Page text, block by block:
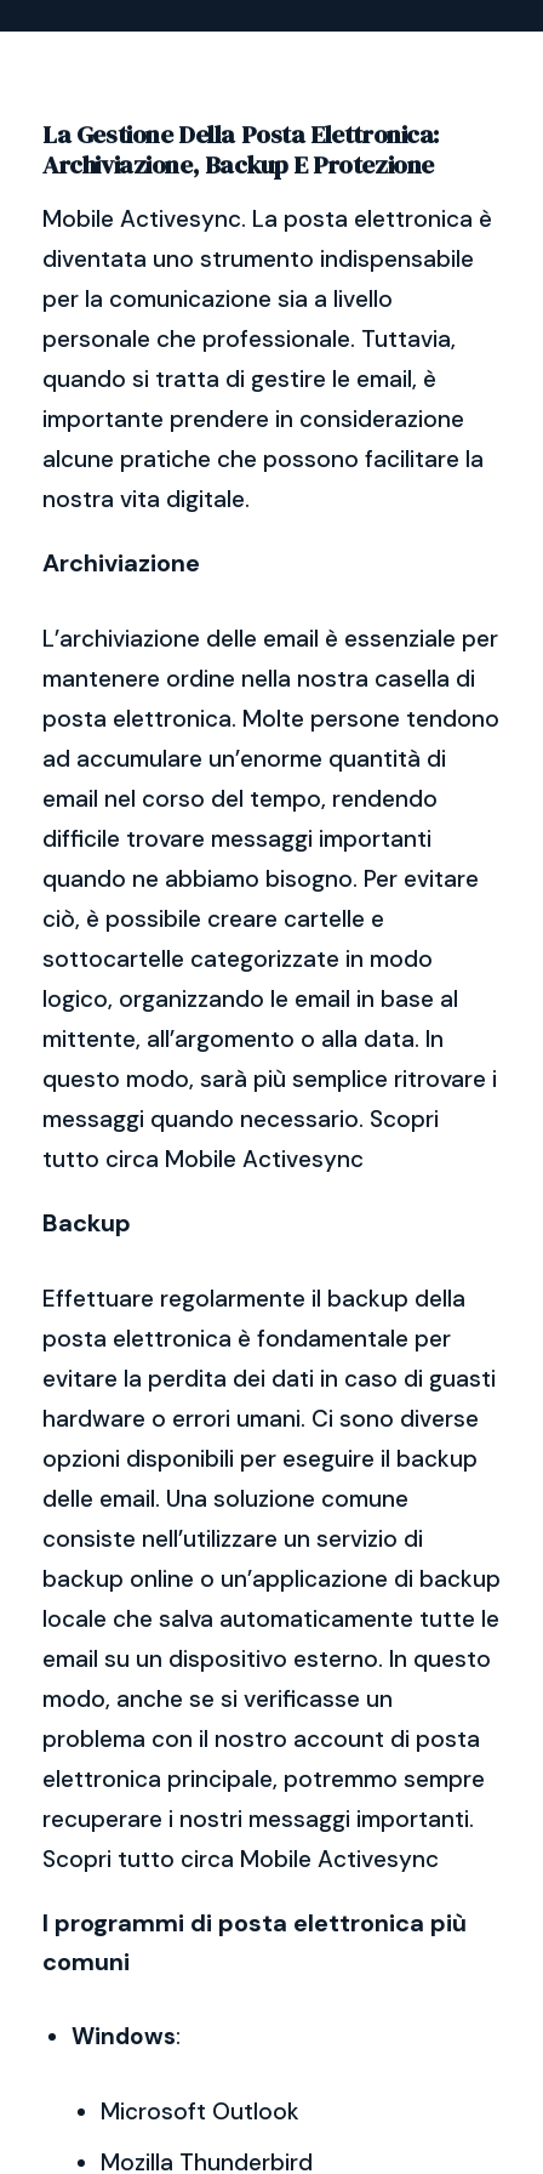
La Gestione Della Posta Elettronica:
Archiviazione, Backup E Protezione
Mobile Activesync. La posta elettronica è
diventata uno strumento indispensabile
per la comunicazione sia a livello
personale che professionale. Tuttavia,
quando si tratta di gestire le email, è
importante prendere in considerazione
alcune pratiche che possono facilitare la
nostra vita digitale.
Archiviazione
L’archiviazione delle email è essenziale per
mantenere ordine nella nostra casella di
posta elettronica. Molte persone tendono
ad accumulare un’enorme quantità di
email nel corso del tempo, rendendo
difficile trovare messaggi importanti
quando ne abbiamo bisogno. Per evitare
ciò, è possibile creare cartelle e
sottocartelle categorizzate in modo
logico, organizzando le email in base al
mittente, all’argomento o alla data. In
questo modo, sarà più semplice ritrovare i
messaggi quando necessario. Scopri
tutto circa Mobile Activesync
Backup
Effettuare regolarmente il backup della
posta elettronica è fondamentale per
evitare la perdita dei dati in caso di guasti
hardware o errori umani. Ci sono diverse
opzioni disponibili per eseguire il backup
delle email. Una soluzione comune
consiste nell’utilizzare un servizio di
backup online o un’applicazione di backup
locale che salva automaticamente tutte le
email su un dispositivo esterno. In questo
modo, anche se si verificasse un
problema con il nostro account di posta
elettronica principale, potremmo sempre
recuperare i nostri messaggi importanti.
Scopri tutto circa Mobile Activesync
I programmi di posta elettronica più
comuni
Windows:
Microsoft Outlook
Mozilla Thunderbird